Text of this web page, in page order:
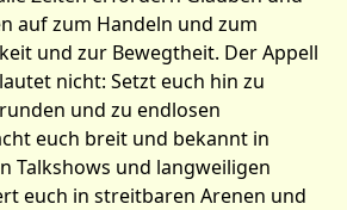
auf zum Handeln und zum
und zur Bewegtheit. Der Appell
nicht: Setzt euch hin zu
und zu endlosen
euch breit und bekannt in
Talkshows und langweiligen
euch in streitbaren Arenen und